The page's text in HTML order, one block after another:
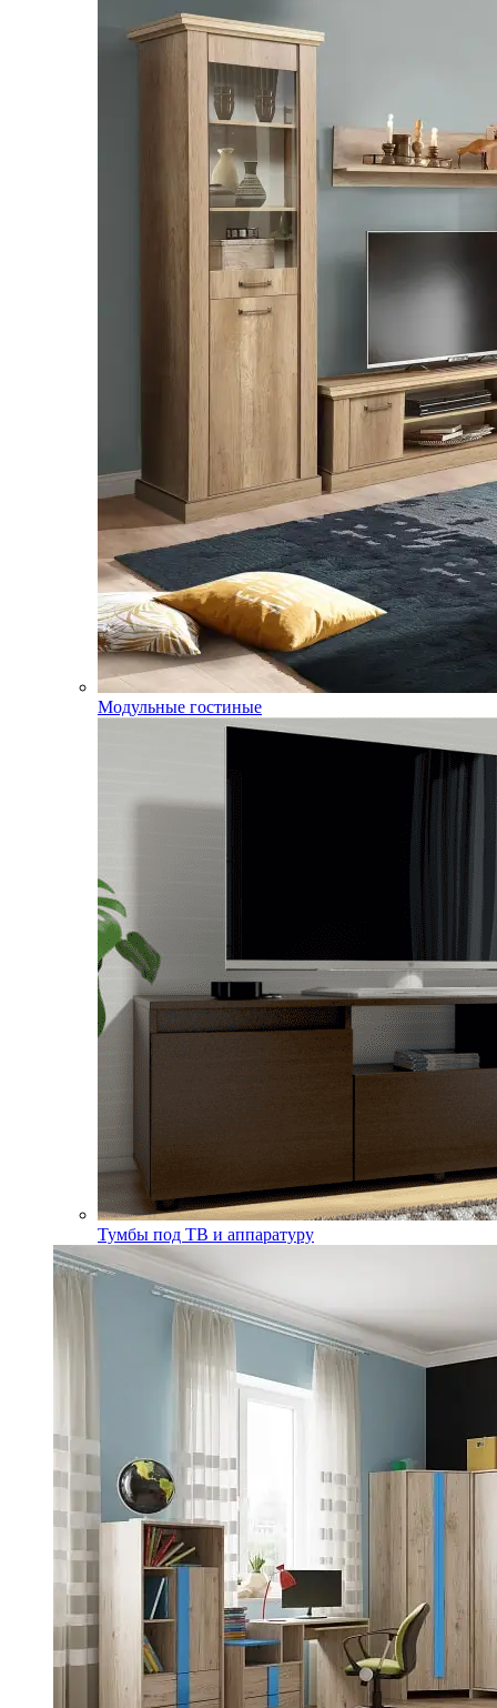
Модульные гостиные
Тумбы под ТВ и аппаратуру